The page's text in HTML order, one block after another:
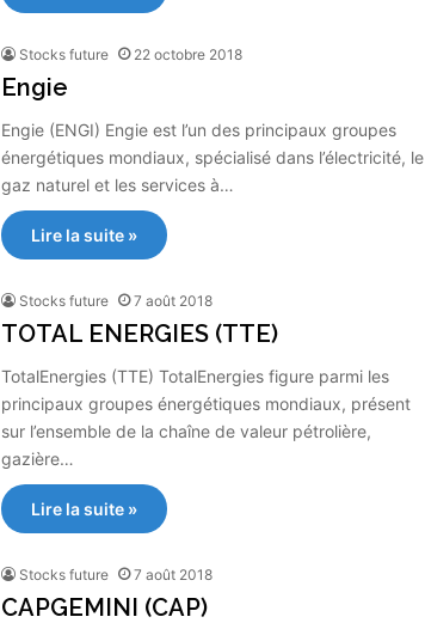
Stocks future 22 octobre 2018
Engie
Engie (ENGI) Engie est l’un des principaux groupes
énergétiques mondiaux, spécialisé dans l’électricité, le
gaz naturel et les services à…
Lire la suite »
Stocks future 7 août 2018
TOTAL ENERGIES (TTE)
TotalEnergies (TTE) TotalEnergies figure parmi les
principaux groupes énergétiques mondiaux, présent
sur l’ensemble de la chaîne de valeur pétrolière,
gazière…
Lire la suite »
Stocks future 7 août 2018
CAPGEMINI (CAP)